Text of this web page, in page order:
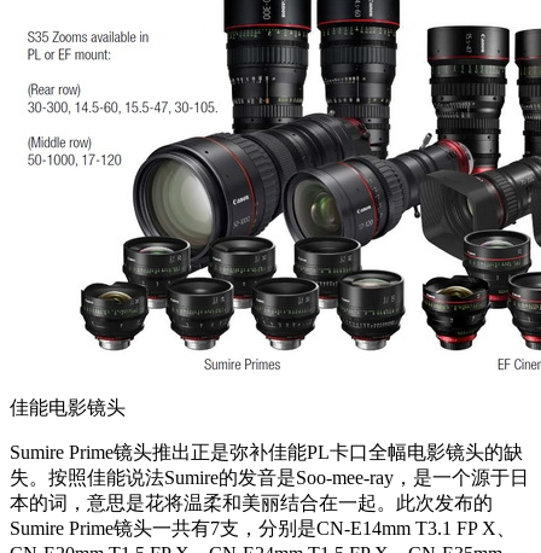
佳能电影镜头
Sumire Prime镜头推出正是弥补佳能PL卡口全幅电影镜头的缺
失。按照佳能说法Sumire的发音是Soo-mee-ray，是一个源于日
本的词，意思是花将温柔和美丽结合在一起。此次发布的
Sumire Prime镜头一共有7支，分别是CN-E14mm T3.1 FP X、